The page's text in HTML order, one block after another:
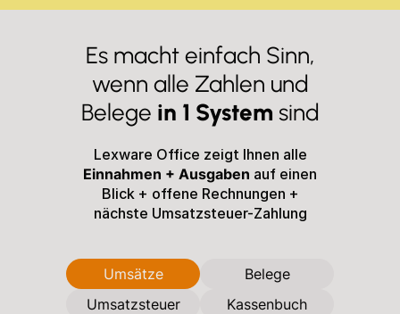
Es macht einfach Sinn,
wenn alle Zahlen und
Belege in 1 System sind
Lexware Office zeigt Ihnen alle
Einnahmen + Ausgaben auf einen
Blick + offene Rechnungen +
nächste Umsatzsteuer-Zahlung
Umsätze
Belege
Umsatzsteuer
Kassenbuch